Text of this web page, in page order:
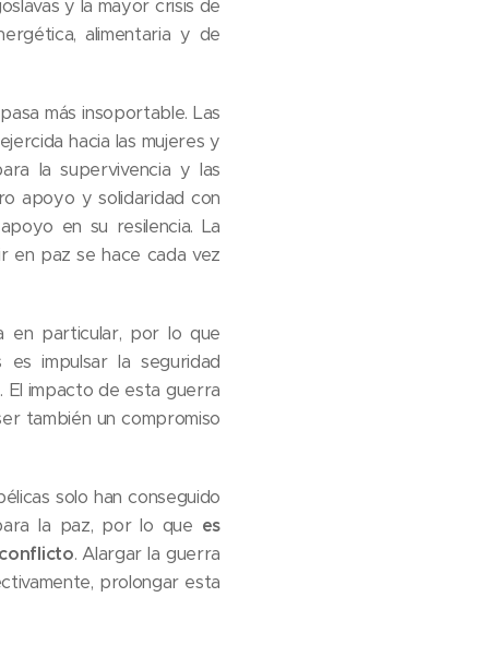
y la mayor crisis de
alimentaria y de
más insoportable. Las
hacia las mujeres y
la supervivencia y las
apoyo y solidaridad con
en su resilencia. La
en paz se hace cada vez
en particular, por lo que
impulsar la seguridad
El impacto de esta guerra
también un compromiso
solo han conseguido
la paz, por lo que es
. Alargar la guerra
prolongar esta